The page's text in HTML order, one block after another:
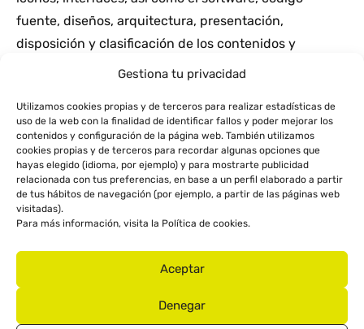
Gestiona tu privacidad
Utilizamos cookies propias y de terceros para realizar estadísticas de
uso de la web con la finalidad de identificar fallos y poder mejorar los
contenidos y configuración de la página web. También utilizamos
cookies propias y de terceros para recordar algunas opciones que
hayas elegido (idioma, por ejemplo) y para mostrarte publicidad
relacionada con tus preferencias, en base a un perfil elaborado a partir
de tus hábitos de navegación (por ejemplo, a partir de las páginas web
visitadas).
Para más información, visita la Política de cookies.
Aceptar
Denegar
fuente, diseños, arquitectura, presentación,
disposición y clasificación de los contenidos y
cualquier otro elemento presente en el Sitio Web que
intelectual son propiedad exclusiva de MOTOCORSE o
de terceros que han licenciado, autorizado o
consentido su utilización en este Sitio Web.
En este sentido, cuando el Usuario accede, navega y
utiliza el presente Sitio Web, no se le confiere ningún
derecho de explotación que exista o pueda existir
sobre la totalidad o parte del mismo, reservándose
MOTOCORSE todos estos derechos. El Usuario
únicamente puede visualizar los elementos del Sitio
Web y utilizarlos en la medida de lo estrictamente